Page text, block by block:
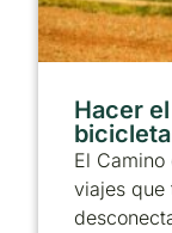
Hacer
El
viajes que